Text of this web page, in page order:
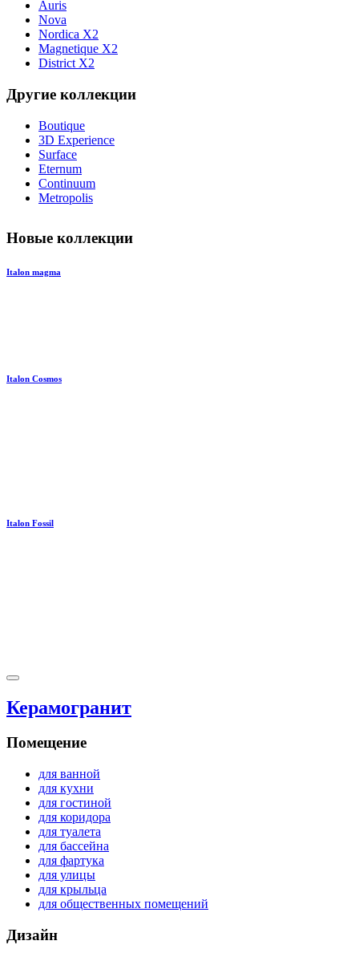
Auris
Nova
Nordica X2
Magnetique X2
District X2
Другие коллекции
Boutique
3D Experience
Surface
Eternum
Continuum
Metropolis
Новые коллекции
Italon magma
Italon Cosmos
Italon Fossil
Керамогранит
Помещение
для ванной
для кухни
для гостиной
для коридора
для туалета
для бассейна
для фартука
для улицы
для крыльца
для общественных помещений
Дизайн